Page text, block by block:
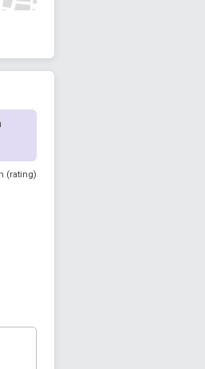
(rating)